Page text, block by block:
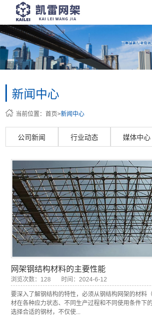
新闻中心
当前位置：首页>新闻中心
公司新闻 行业动态 媒体中心
网架钢结构材料的主要性能
浏览次数：128 时间：2024-6-12
要深入了解钢结构的特性，必须从钢结构网架的材料
材在各种应力状态、不同生产过程和不同使用条件下
选择合适的钢材，不仅使...